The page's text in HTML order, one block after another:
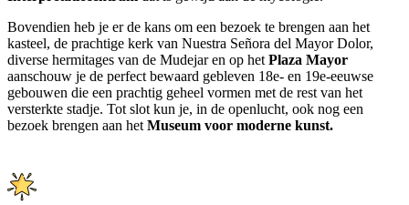
Bovendien heb je er de kans om een bezoek te brengen aan het
kasteel, de prachtige kerk van Nuestra Señora del Mayor Dolor,
diverse hermitages van de Mudejar en op het Plaza Mayor
aanschouw je de perfect bewaard gebleven 18e- en 19e-eeuwse
gebouwen die een prachtig geheel vormen met de rest van het
versterkte stadje. Tot slot kun je, in de openlucht, ook nog een
bezoek brengen aan het Museum voor moderne kunst.